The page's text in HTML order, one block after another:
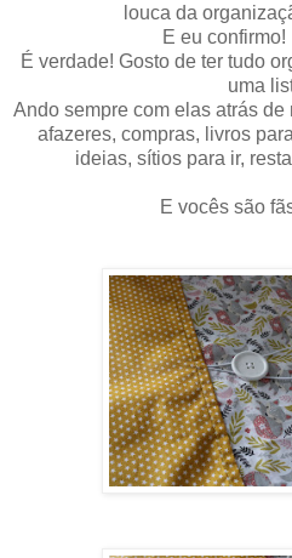
louca da
E eu
É verdade! Gosto de ter tudo
uma
Ando sempre com elas atrás de
afazeres, compras, livros
ideias, sítios para ir,
E vocês são